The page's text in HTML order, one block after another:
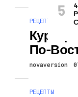
РЕЦЕПТЫ
Курица
По-
novaversion
РЕЦЕПТЫ